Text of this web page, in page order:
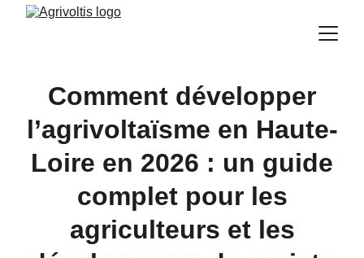
Comment développer
l’agrivoltaïsme en Haute-
Loire en 2026 : un guide
complet pour les
agriculteurs et les